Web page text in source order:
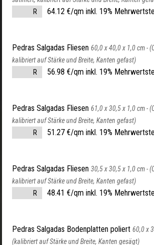
R
64.12 €/qm inkl. 19%
Pedras Salgadas Fliesen 60,0 x 40,0 x 1,0 cm -
kalibriert auf Stärke und Breite, Kanten gefast)
R
56.98 €/qm inkl. 19%
Pedras Salgadas Fliesen 61,0 x 30,5 x 1,0 cm -
kalibriert auf Stärke und Breite, Kanten gefast)
R
51.27 €/qm inkl. 19%
Pedras Salgadas Fliesen 30,5 x 30,5 x 1,0 cm -
kalibriert auf Stärke und Breite, Kanten gefast)
R
48.41 €/qm inkl. 19%
Pedras Salgadas Bodenplatten poliert 60,0 x
(kalibriert auf Stärke und Breite, Kanten gesägt)